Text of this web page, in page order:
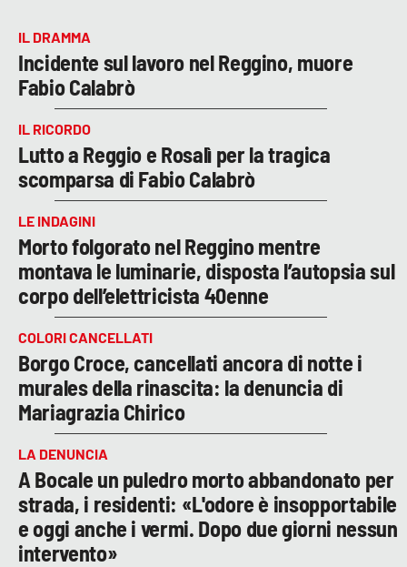
IL DRAMMA
Incidente sul lavoro nel Reggino, muore
Fabio Calabrò
IL RICORDO
Lutto a Reggio e Rosalì per la tragica
scomparsa di Fabio Calabrò
LE INDAGINI
Morto folgorato nel Reggino mentre
montava le luminarie, disposta l’autopsia sul
corpo dell’elettricista 40enne
COLORI CANCELLATI
Borgo Croce, cancellati ancora di notte i
murales della rinascita: la denuncia di
Mariagrazia Chirico
LA DENUNCIA
A Bocale un puledro morto abbandonato per
strada, i residenti: «L'odore è insopportabile
e oggi anche i vermi. Dopo due giorni nessun
intervento»